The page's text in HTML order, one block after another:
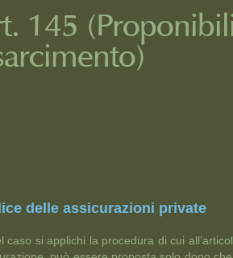
145
delle assicurazioni private
caso si applichi la procedura di cui